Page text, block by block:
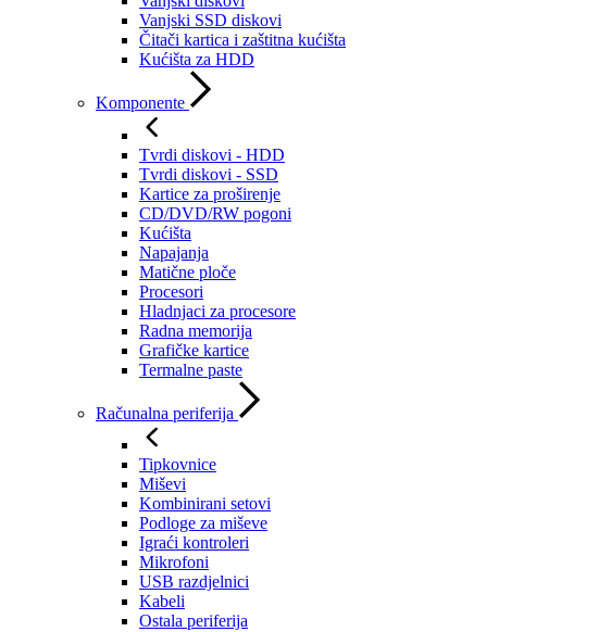
Vanjski SSD diskovi
Čitači kartica i zaštitna kućišta
Kućišta za HDD
Komponente
Tvrdi diskovi - HDD
Tvrdi diskovi - SSD
Kartice za proširenje
CD/DVD/RW pogoni
Kućišta
Napajanja
Matične ploče
Procesori
Hladnjaci za procesore
Radna memorija
Grafičke kartice
Termalne paste
Računalna periferija
Tipkovnice
Miševi
Kombinirani setovi
Podloge za miševe
Igraći kontroleri
Mikrofoni
USB razdjelnici
Kabeli
Ostala periferija